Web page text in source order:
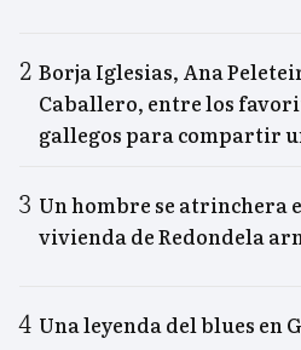
Borja Iglesias, Ana
Caballero, entre los
gallegos para compartir
Un hombre se atrinchera
vivienda de Redondela
Una leyenda del blues en